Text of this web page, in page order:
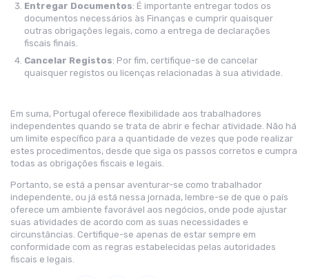
Entregar Documentos: É importante entregar todos os
documentos necessários às Finanças e cumprir quaisquer
outras obrigações legais, como a entrega de declarações
fiscais finais.
Cancelar Registos: Por fim, certifique-se de cancelar
quaisquer registos ou licenças relacionadas à sua atividade.
Em suma, Portugal oferece flexibilidade aos trabalhadores
independentes quando se trata de abrir e fechar atividade. Não há
um limite específico para a quantidade de vezes que pode realizar
estes procedimentos, desde que siga os passos corretos e cumpra
todas as obrigações fiscais e legais.
Portanto, se está a pensar aventurar-se como trabalhador
independente, ou já está nessa jornada, lembre-se de que o país
oferece um ambiente favorável aos negócios, onde pode ajustar
suas atividades de acordo com as suas necessidades e
circunstâncias. Certifique-se apenas de estar sempre em
conformidade com as regras estabelecidas pelas autoridades
fiscais e legais.